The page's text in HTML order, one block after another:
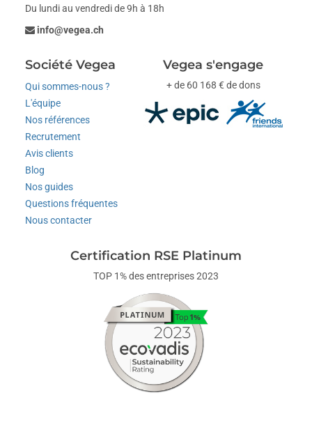
Du lundi au vendredi de 9h à 18h
info@vegea.ch
Société Vegea
Qui sommes-nous ?
L'équipe
Nos références
Recrutement
Avis clients
Blog
Nos guides
Questions fréquentes
Nous contacter
Vegea s'engage
+ de 60 168 € de dons
Certification RSE Platinum
TOP 1% des entreprises 2023